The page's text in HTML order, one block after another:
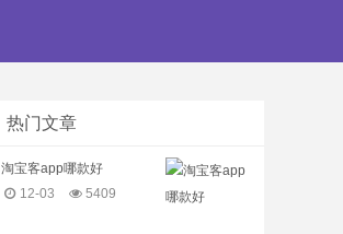
热门文章
淘宝客app哪款好
12-03
5409